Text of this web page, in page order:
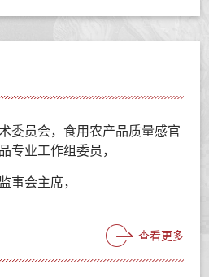
委员会，食用农产品质量感官
专业工作组委员，
事会主席，
查看更多